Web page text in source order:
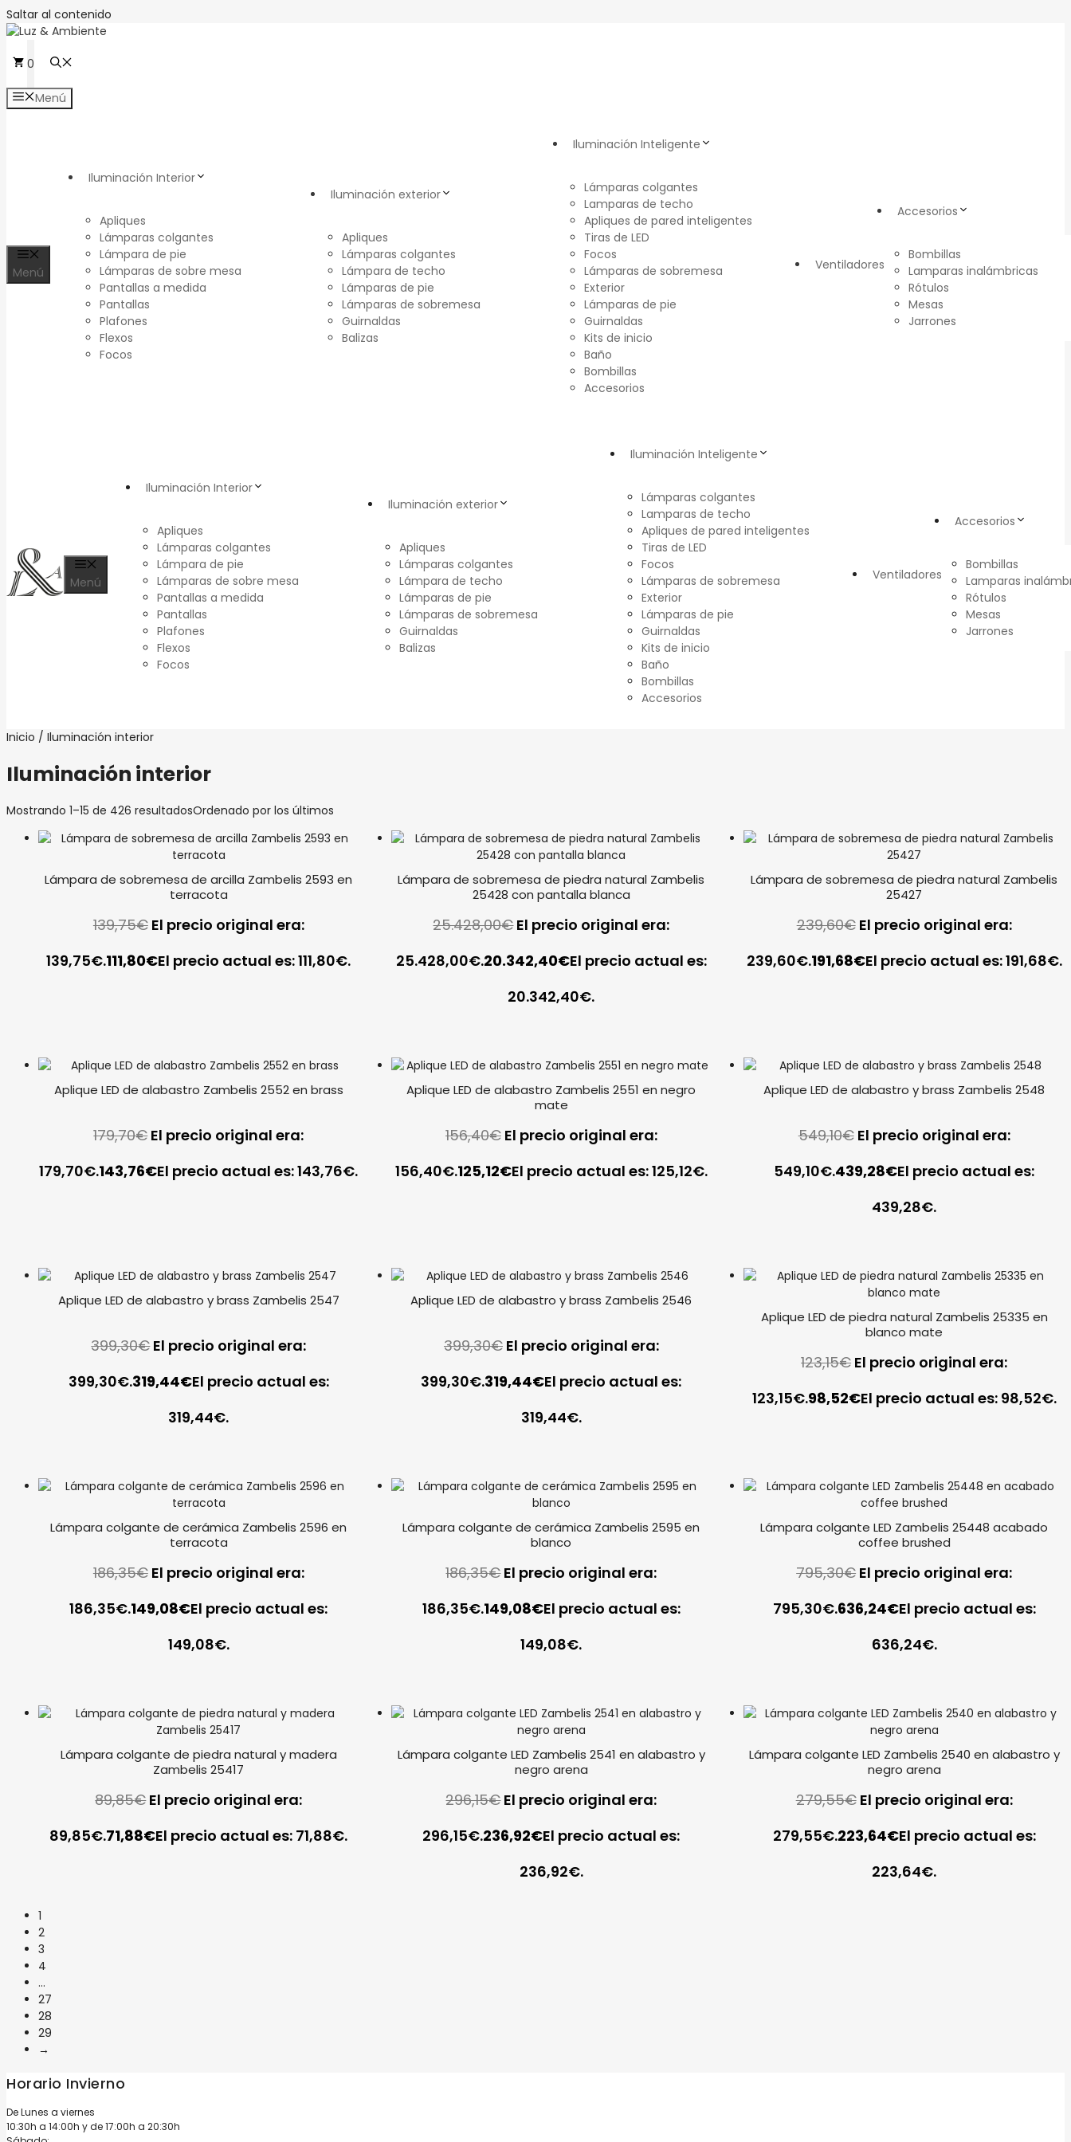
Saltar al contenido
0
Menú
Menú
Iluminación Interior
Apliques
Lámparas colgantes
Lámpara de pie
Lámparas de sobre mesa
Pantallas a medida
Pantallas
Plafones
Flexos
Focos
Iluminación exterior
Apliques
Lámparas colgantes
Lámpara de techo
Lámparas de pie
Lámparas de sobremesa
Guirnaldas
Balizas
Iluminación Inteligente
Lámparas colgantes
Lamparas de techo
Apliques de pared inteligentes
Tiras de LED
Focos
Lámparas de sobremesa
Exterior
Lámparas de pie
Guirnaldas
Kits de inicio
Baño
Bombillas
Accesorios
Ventiladores
Accesorios
Bombillas
Lamparas inalámbricas
Rótulos
Mesas
Jarrones
Menú
Iluminación Interior
Apliques
Lámparas colgantes
Lámpara de pie
Lámparas de sobre mesa
Pantallas a medida
Pantallas
Plafones
Flexos
Focos
Iluminación exterior
Apliques
Lámparas colgantes
Lámpara de techo
Lámparas de pie
Lámparas de sobremesa
Guirnaldas
Balizas
Iluminación Inteligente
Lámparas colgantes
Lamparas de techo
Apliques de pared inteligentes
Tiras de LED
Focos
Lámparas de sobremesa
Exterior
Lámparas de pie
Guirnaldas
Kits de inicio
Baño
Bombillas
Accesorios
Ventiladores
Accesorios
Bombillas
Lamparas
Rótulos
Mesas
Jarrones
Inicio / Iluminación interior
Iluminación interior
Mostrando 1–15 de 426 resultadosOrdenado por los últimos
Lámpara de sobremesa de arcilla Zambelis 2593 en
terracota
139,75€ El precio original era:
139,75€.111,80€El precio actual es: 111,80€.
Lámpara de sobremesa de piedra natural Zambelis
25428 con pantalla blanca
25.428,00€El precio original era:
25.428,00€.20.342,40€El precio actual es:
20.342,40€.
Lámpara de sobremesa de piedra natural Zambelis
25427
239,60€ El precio original era:
239,60€.191,68€El precio actual es: 191,68€.
Aplique LED de alabastro Zambelis 2552 en brass
179,70€El precio original era:
179,70€.143,76€El precio actual es: 143,76€.
Aplique LED de alabastro Zambelis 2551 en negro
mate
156,40€ El precio original era:
156,40€.125,12€El precio actual es: 125,12€.
Aplique LED de alabastro y brass Zambelis 2548
549,10€ El precio original era:
549,10€.439,28€El precio actual es:
439,28€.
Aplique LED de alabastro y brass Zambelis 2547
399,30€El precio original era:
399,30€.319,44€El precio actual es:
319,44€.
Aplique LED de alabastro y brass Zambelis 2546
399,30€ El precio original era:
399,30€.319,44€El precio actual es:
319,44€.
Aplique LED de piedra natural Zambelis 25335 en
blanco mate
123,15€ El precio original era:
123,15€.98,52€El precio actual es: 98,52€.
Lámpara colgante de cerámica Zambelis 2596 en
terracota
186,35€ El precio original era:
186,35€.149,08€El precio actual es:
149,08€.
Lámpara colgante de cerámica Zambelis 2595 en
blanco
186,35€El precio original era:
186,35€.149,08€El precio actual es:
149,08€.
Lámpara colgante LED Zambelis 25448 acabado
coffee brushed
795,30€ El precio original era:
795,30€.636,24€El precio actual es:
636,24€.
Lámpara colgante de piedra natural y madera
Zambelis 25417
89,85€El precio original era:
89,85€.71,88€El precio actual es: 71,88€.
Lámpara colgante LED Zambelis 2541 en alabastro y
negro arena
296,15€El precio original era:
296,15€.236,92€El precio actual es:
236,92€.
Lámpara colgante LED Zambelis 2540 en alabastro y
negro arena
279,55€ El precio original era:
279,55€.223,64€El precio actual es:
223,64€.
1
2
3
4
…
27
28
29
→
Horario Invierno
De Lunes a viernes
10:30h a 14:00h y de 17:00h a 20:30h